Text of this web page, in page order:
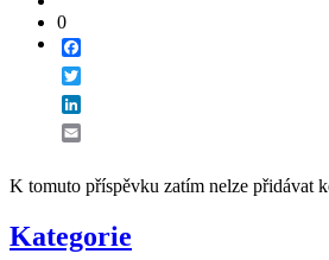
0
K tomuto příspěvku zatím nelze přidávat
Kategorie